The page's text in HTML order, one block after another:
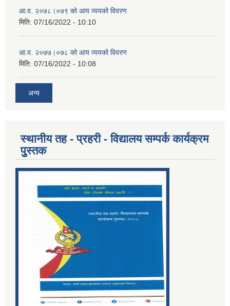
आ.व. २०७८।०७९ को आय व्ययको विवरण
मिति: 07/16/2022 - 10:10
आ.व. २०७७।०७८ को आय व्ययको विवरण
मिति: 07/16/2022 - 10:08
अन्य
स्थानीय तह - प्रहरी - विद्यालय सम्पर्क कार्यक्रम
पुुस्तक